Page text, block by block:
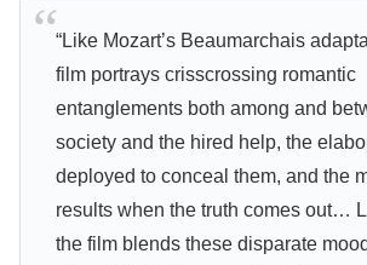
“Like Mozart’s Beaumarchais
film portrays crisscrossing romantic
entanglements both among and
society and the hired help, the
deployed to conceal them, and the
results when the truth comes out…
the film blends these disparate